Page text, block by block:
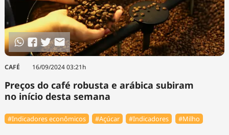
CAFÉ 16/09/2024 03:21h
Preços do café robusta e arábica subiram
no início desta semana
#Indicadores econômicos #Açúcar #Indicadores #Milho